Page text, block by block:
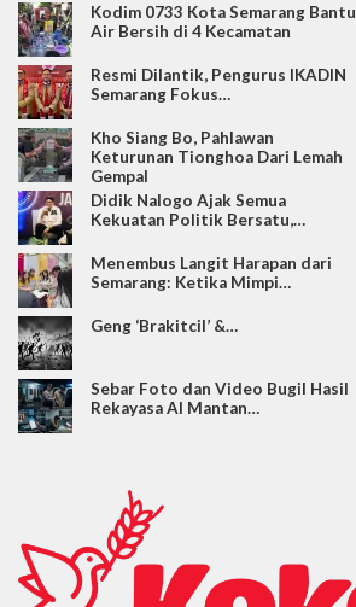
Kodim 0733 Kota Semarang Bantu
Air Bersih di 4 Kecamatan
Resmi Dilantik, Pengurus IKADIN
Semarang Fokus…
Kho Siang Bo, Pahlawan
Keturunan Tionghoa Dari Lemah
Gempal
Didik Nalogo Ajak Semua
Kekuatan Politik Bersatu,…
Menembus Langit Harapan dari
Semarang: Ketika Mimpi…
Geng ‘Brakitcil’ &…
Sebar Foto dan Video Bugil Hasil
Rekayasa AI Mantan…